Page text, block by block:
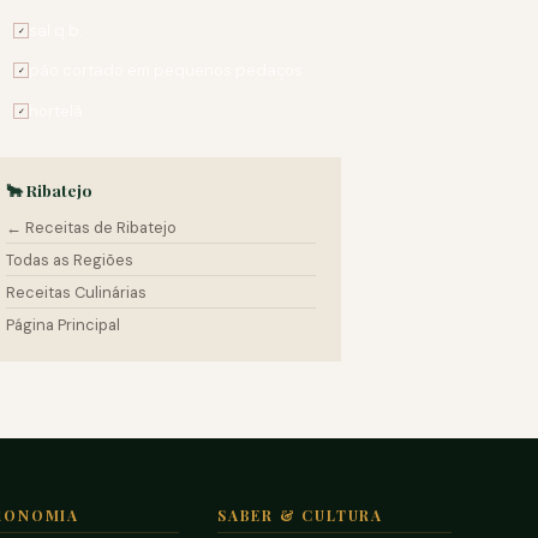
✓
✓
✓
🐂 Ribatejo
← Receitas de Ribatejo
Todas as Regiões
Receitas Culinárias
Página Principal
SABER & CULTURA